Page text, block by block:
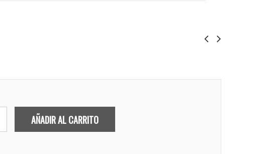
AÑADIR AL CARRITO